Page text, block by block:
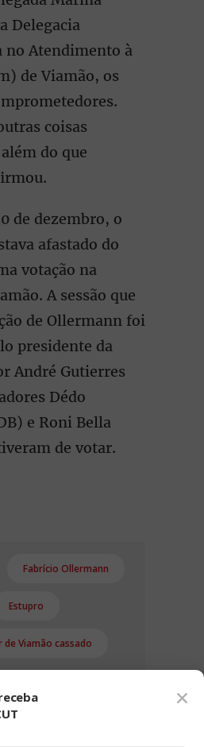
Delegacia
no Atendimento à
de Viamão, os
coisas
do que
de dezembro, o
afastado do
votação na
A sessão que
de Ollermann foi
presidente da
André Gutierres
Dédo
e Roni Bella
de votar.
Fabrício Ollermann
Estupro
de Viamão cassado